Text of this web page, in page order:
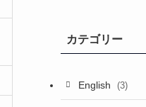
カテゴリー
English (3)